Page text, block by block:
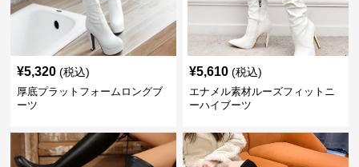
¥5,320 (税込)
厚底プラットフォームロングブ
ーツ
¥5,610 (税込)
エナメル素材ルーズフィットニ
ーハイブーツ